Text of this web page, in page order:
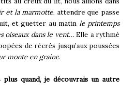
et la marmotte, attendre que passe
et guetter au matin le printemps
oiseaux dans le vent… Elle a rythmé
de récrés jusqu’aux poussées
monte en graine.
plus quand, je découvrais un autre